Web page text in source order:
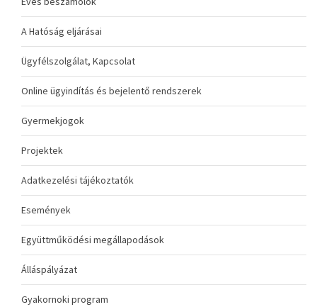
A Hatóság eljárásai
Ügyfélszolgálat, Kapcsolat
Online ügyindítás és bejelentő rendszerek
Gyermekjogok
Projektek
Adatkezelési tájékoztatók
Események
Együttműködési megállapodások
Álláspályázat
Gyakornoki program